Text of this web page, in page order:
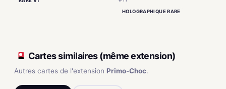
HOLOGRAPHIQUE RARE
Cartes similaires (même extension)
Autres cartes de l'extension Primo-Choc.